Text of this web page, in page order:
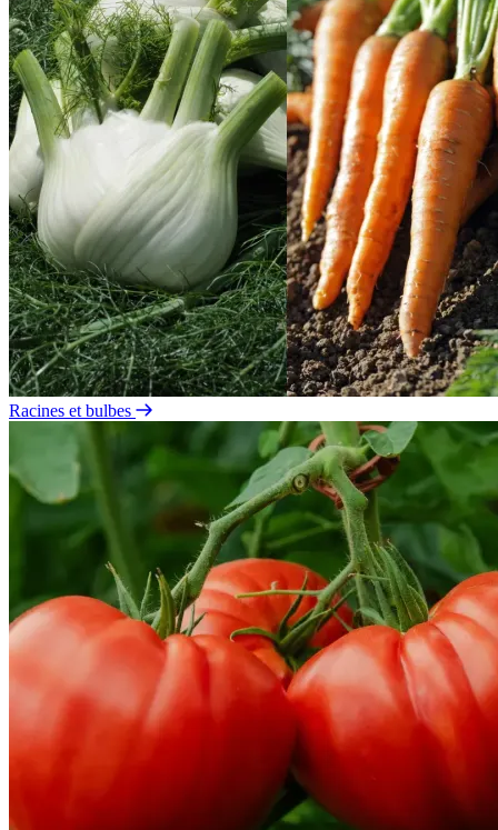
Racines et bulbes